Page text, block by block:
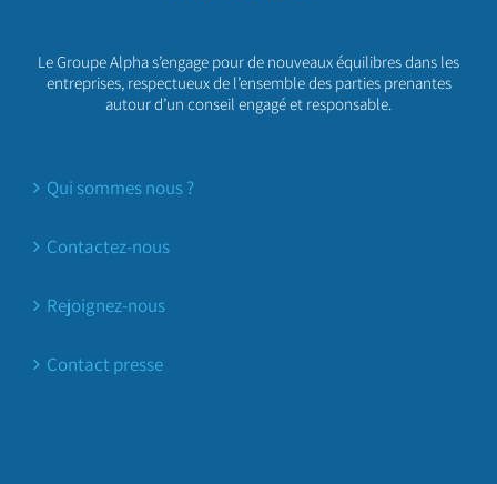
Le Groupe Alpha s’engage pour de nouveaux équilibres dans les
entreprises, respectueux de l’ensemble des parties prenantes
autour d’un conseil engagé et responsable.
Qui sommes nous ?
Contactez-nous
Rejoignez-nous
Contact presse